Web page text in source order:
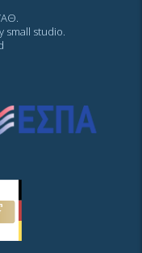
small studio.